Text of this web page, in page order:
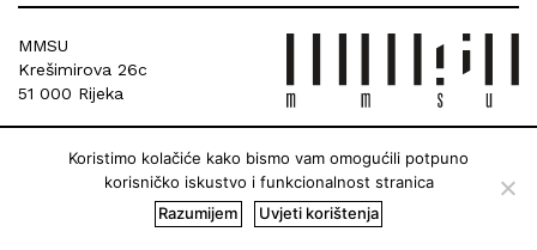
MMSU
Krešimirova 26c
51 000 Rijeka
Koristimo kolačiće kako bismo vam omogućili potpuno
korisničko iskustvo i funkcionalnost stranica
Razumijem
Uvjeti korištenja